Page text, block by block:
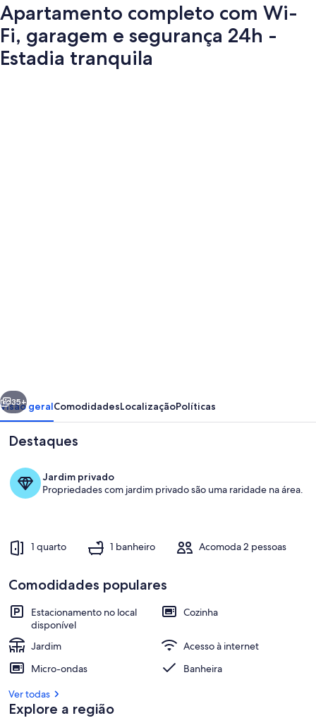
Apartamento completo com Wi-
Fi, garagem e segurança 24h -
Estadia tranquila
Fi,
garagem
segurança
24h
tranquila
Quarto
Próximo
35+
Visão geralComodidadesLocalizaçãoPolíticas
Destaques
Jardim privado
Propriedades com jardim privado são uma raridade na área.
1 quarto 1 banheiro Acomoda 2 pessoas
Comodidades populares
Estacionamento no local
disponível
Cozinha
Jardim
Acesso à internet
Micro-ondas
Banheira
Ver todas
Explore a região